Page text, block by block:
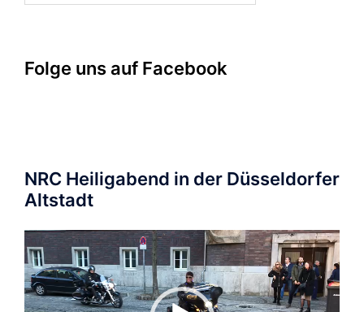
Folge uns auf Facebook
NRC Heiligabend in der Düsseldorfer
Altstadt
Video-
Player